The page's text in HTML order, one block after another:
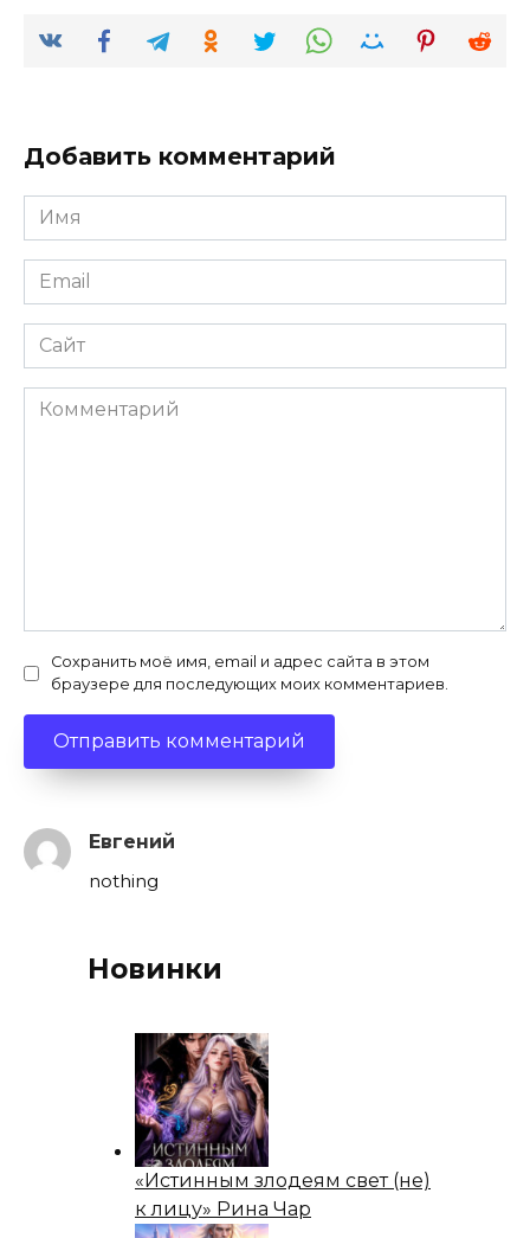
Добавить комментарий
Имя
*
Email
*
Сайт
Комментарий
Сохранить моё имя, email и адрес сайта в этом
браузере для последующих моих комментариев.
Евгений
nothing
Новинки
«Истинным злодеям свет (не)
к лицу» Рина Чар